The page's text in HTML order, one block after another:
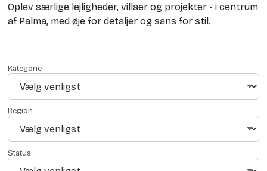
Oplev særlige lejligheder, villaer og projekter - i centrum
af Palma, med øje for detaljer og sans for stil.
Kategorie
Region
Status